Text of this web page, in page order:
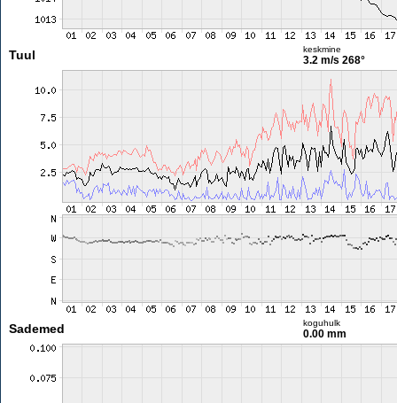
Tuul keskmine
3.2 m/s 268°
Sademed koguhulk
0.00 mm